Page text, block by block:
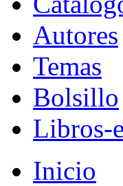
Autores
Temas
Bolsillo
Libros-e
Inicio